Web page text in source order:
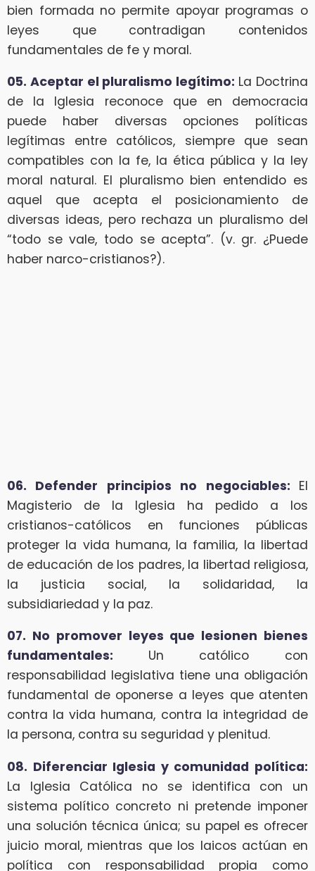
bien formada no permite apoyar programas o
leyes que contradigan contenidos
fundamentales de fe y moral.
05. Aceptar el pluralismo legítimo: La Doctrina
de la Iglesia reconoce que en democracia
puede haber diversas opciones políticas
legítimas entre católicos, siempre que sean
compatibles con la fe, la ética pública y la ley
moral natural. El pluralismo bien entendido es
aquel que acepta el posicionamiento de
diversas ideas, pero rechaza un pluralismo del
“todo se vale, todo se acepta”. (v. gr. ¿Puede
haber narco-cristianos?).
06. Defender principios no negociables: El
Magisterio de la Iglesia ha pedido a los
cristianos-católicos en funciones públicas
proteger la vida humana, la familia, la libertad
de educación de los padres, la libertad religiosa,
la justicia social, la solidaridad, la
subsidiariedad y la paz.
07. No promover leyes que lesionen bienes
fundamentales: Un católico con
responsabilidad legislativa tiene una obligación
fundamental de oponerse a leyes que atenten
contra la vida humana, contra la integridad de
la persona, contra su seguridad y plenitud.
08. Diferenciar Iglesia y comunidad política:
La Iglesia Católica no se identifica con un
sistema político concreto ni pretende imponer
una solución técnica única; su papel es ofrecer
juicio moral, mientras que los laicos actúan en
política con responsabilidad propia como